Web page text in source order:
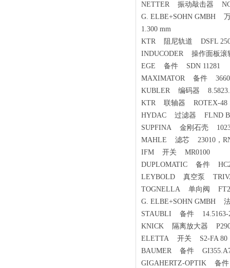
NETTER 振动敲击器
G. ELBE+SOHN GMBH 万
1.300 mm
KTR 阻尼轨道 DSFL
INDUCODER 操作面板滚
EGE 备件 SDN 11281
MAXIMATOR 备件
KUBLER 编码器
KTR 联轴器 ROTEX-48
HYDAC 过滤器 FLND
SUPFINA 金刚石壳
MAHLE 滤芯 23010，RN
IFM 开关 MR0100
DUPLOMATIC 备件 HC2F-
LEYBOLD 真空泵
TOGNELLA 单向阀
G. ELBE+SOHN GMBH
STAUBLI 备件 14.5163-
KNICK 隔离放大器
ELETTA 开关 S2-FA 80
BAUMER 备件
GIGAHERTZ-OPTIK 备